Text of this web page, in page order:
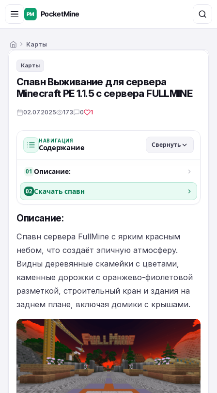
ГлавнаяКарты
Карты
Спавн Выживание для сервера
Minecraft PE 1.1.5 с сервера FULLMINE
02.07.2025 173 0 1
НАВИГАЦИЯ
Содержание Свернуть
01 Описание:
02 Скачать спавн
Описание:
Cпавн сервера FullMine с ярким красным
небом, что создаёт эпичную атмосферу.
Видны деревянные скамейки с цветами,
каменные дорожки с оранжево-фиолетовой
разметкой, строительный кран и здания на
заднем плане, включая домики с крышами.